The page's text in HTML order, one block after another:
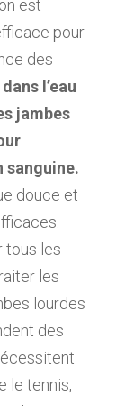
est
pour
des
l’eau
jambes
sanguine.
douce et
tous les
les
lourdes
des
le tennis,